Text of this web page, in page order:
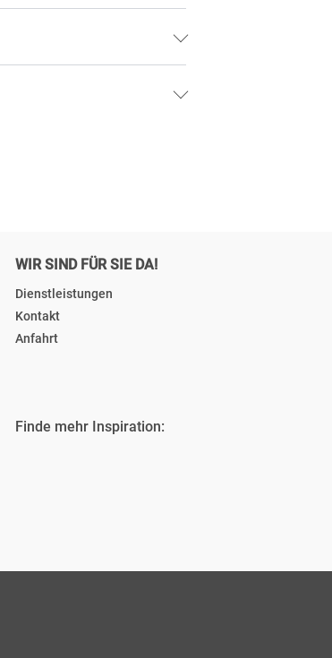
WIR SIND FÜR SIE DA!
Dienstleistungen
Kontakt
Anfahrt
Finde mehr Inspiration: